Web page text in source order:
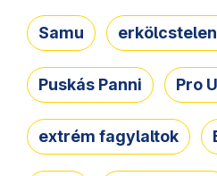
Samu
Puskás Panni Pro
extrém fagylaltok